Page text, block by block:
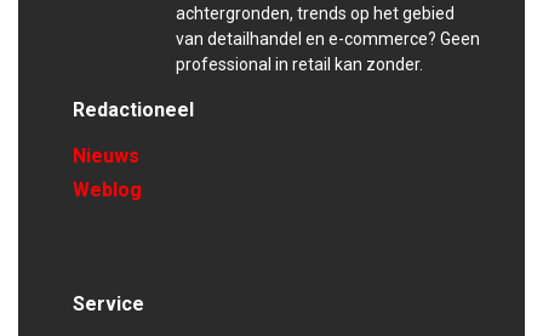
achtergronden, trends op het gebied
van detailhandel en e-commerce? Geen
professional in retail kan zonder.
Redactioneel
Nieuws
Weblog
Service